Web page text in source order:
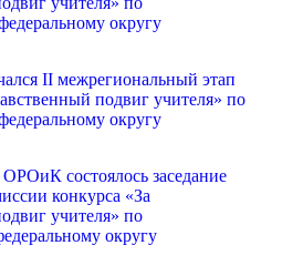
округу
II межрегиональный этап
подвиг учителя» по
округу
состоялось заседание
конкурса «За
учителя» по
округу